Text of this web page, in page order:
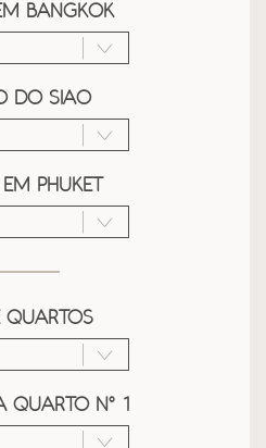
BANGKOK
DO SIAO
PHUKET
QUARTOS
QUARTO Nº 1